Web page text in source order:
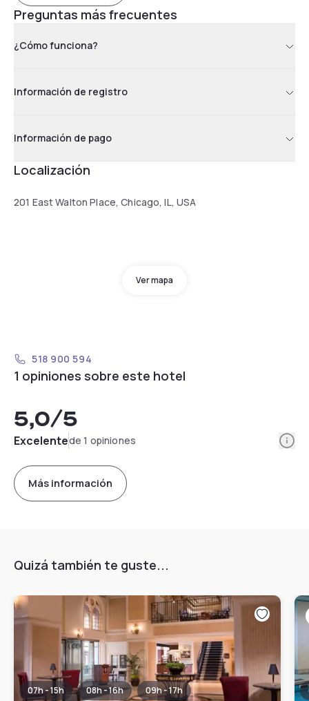
Preguntas más frecuentes
¿Cómo funciona?
Información de registro
Información de pago
Localización
201 East Walton Place, Chicago, IL, USA
Ver mapa
518 900 594
1 opiniones sobre este hotel
5,0/5
Excelentede 1 opiniones
Más información
Quizá también te guste...
07h - 15h 08h - 16h 09h - 17h